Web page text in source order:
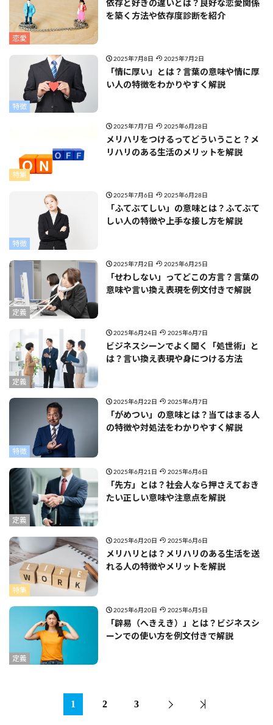
恋愛
依存と好きの違いとは？良好な恋愛関係
を築く方法や依存度診断を紹介
特徴
2025年7月8日 2025年7月2日
「情に厚い」とは？言葉の意味や情に厚
い人の特徴をわかりやすく解説
特集
2025年7月7日 2025年6月28日
メリハリをつけるってどういうこと？メ
リハリのある生活のメリットを解説
特徴
2025年7月6日 2025年6月28日
「ふてぶてしい」の意味とは？ふてぶて
しい人の特徴や上手な接し方を解説
定義
2025年7月2日 2025年6月25日
「せわしない」ってどこの方言？言葉の
意味や言い換え表現を例文付きで解説
定義
2025年6月24日 2025年6月7日
ビジネスシーンでよく聞く「処世術」と
は？言い換え表現や身につける方法
特徴
2025年6月22日 2025年6月7日
「がめつい」の意味とは？当てはまる人
の特徴や対処法をわかりやすく解説
定義
2025年6月21日 2025年6月6日
「先方」とは？社会人なら押さえておき
たい正しい意味や注意点を解説
特集
2025年6月20日 2025年6月6日
メリハリとは？メリハリのある生活を送
れる人の特徴やメリットを解説
定義
2025年6月20日 2025年6月5日
「辟易（へきえき）」とは？ビジネスシ
ーンでの使い方を例文付きで解説
1 2 3